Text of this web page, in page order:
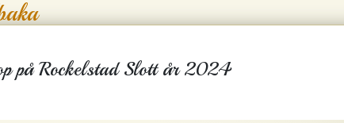
på Rockelstad Slott år 2024